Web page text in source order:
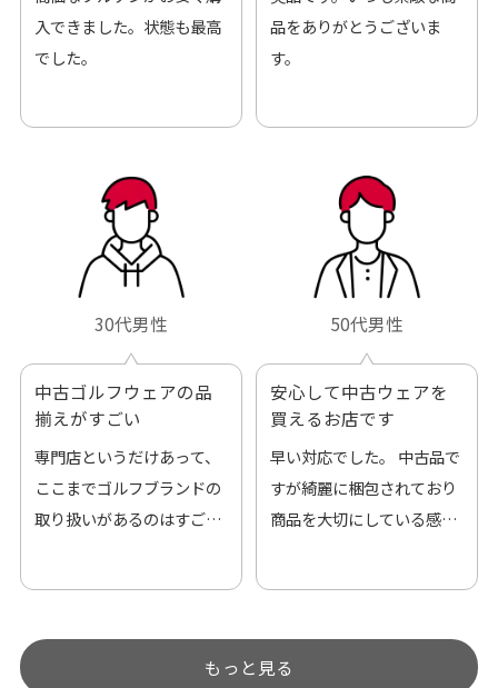
入できました。状態も最高
でした。
品をありがとうございま
す。
30代男性
中古ゴルフウェアの品
揃えがすごい
専門店というだけあって、
ここまでゴルフブランドの
取り扱いがあるのはすご
す。
50代男性
安心して中古ウェアを
買えるお店です
早い対応でした。 中古品で
すが綺麗に梱包されており
商品を大切にしている感が
うぐらい目立つことなく綺
麗な商品でお安く購入でき
もっと見る